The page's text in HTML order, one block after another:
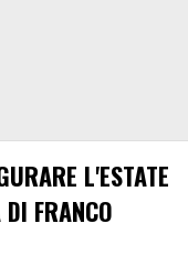
L'ESTATE
FRANCO